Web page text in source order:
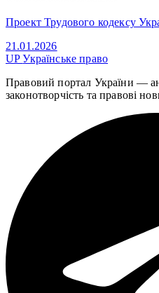
Проект Трудового кодексу
21.01.2026
UPУкраїнське право
Правовий портал України —
законотворчість та правові